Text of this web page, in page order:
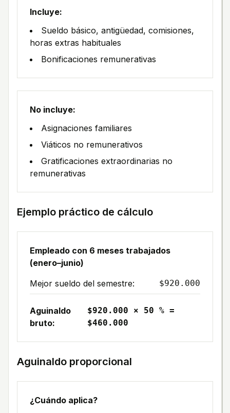
Incluye:
Sueldo básico, antigüedad, comisiones,
horas extras habituales
Bonificaciones remunerativas
No incluye:
Asignaciones familiares
Viáticos no remunerativos
Gratificaciones extraordinarias no
remunerativas
Ejemplo práctico de cálculo
Empleado con 6 meses trabajados
(enero–junio)
Mejor sueldo del semestre:
$920.000
Aguinaldo
bruto:
$920.000 × 50 % =
$460.000
Aguinaldo proporcional
¿Cuándo aplica?